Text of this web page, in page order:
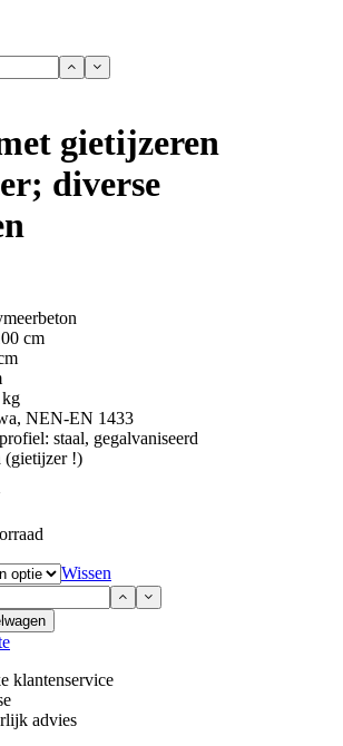
gietijzeren
diverse
cm
NEN-EN 1433
staal, gegalvaniseerd
(gietijzer !)
Wissen
klantenservice
advies